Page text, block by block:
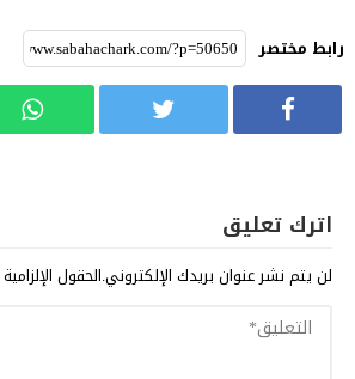
رابط مختصر
اترك تعليق
لن يتم نشر عنوان بريدك الإلكتروني.الحقول